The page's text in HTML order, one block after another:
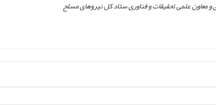
معاون علمی تحقیقات و فناوری ستاد کل نیروهای مسلح